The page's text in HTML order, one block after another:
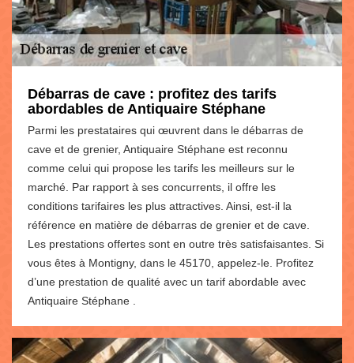
Débarras de cave : profitez des tarifs
abordables de Antiquaire Stéphane
Parmi les prestataires qui œuvrent dans le débarras de
cave et de grenier, Antiquaire Stéphane est reconnu
comme celui qui propose les tarifs les meilleurs sur le
marché. Par rapport à ses concurrents, il offre les
conditions tarifaires les plus attractives. Ainsi, est-il la
référence en matière de débarras de grenier et de cave.
Les prestations offertes sont en outre très satisfaisantes. Si
vous êtes à Montigny, dans le 45170, appelez-le. Profitez
d’une prestation de qualité avec un tarif abordable avec
Antiquaire Stéphane .